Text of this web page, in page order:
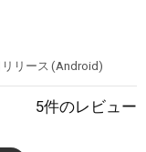
リリース Android
5件のレビュー